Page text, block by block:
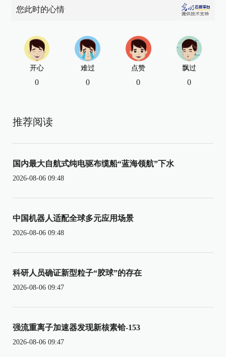
您此时的心情
开心
0
难过
0
点赞
0
飘过
0
推荐阅读
国内最大自航式纯电驱布缆船“蓝海领航”下水
2026-08-06 09:48
中国机器人适配全球多元应用场景
2026-08-06 09:48
科研人员确证新型粒子“胶球”的存在
2026-08-06 09:47
强流重离子加速器发现新核素铪-153
2026-08-06 09:47